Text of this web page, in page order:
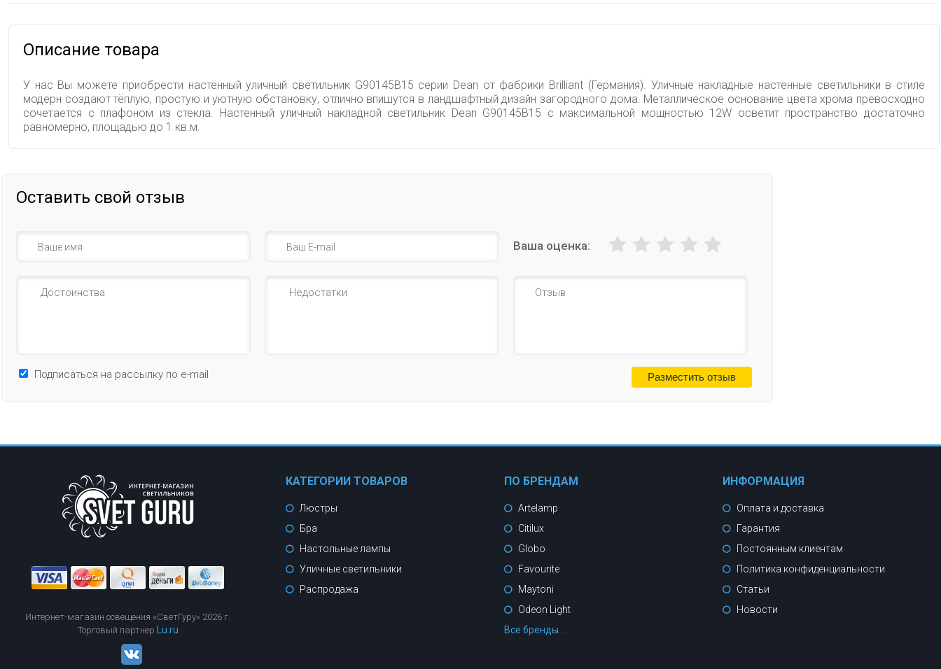
Описание товара
У нас Вы можете приобрести настенный уличный светильник G90145B15 серии Dean от фабрики Brilliant (Германия). Уличные накладные настенные светильники в стиле
модерн создают тёплую, простую и уютную обстановку, отлично впишутся в ландшафтный дизайн загородного дома. Металлическое основание цвета хрома превосходно
сочетается с плафоном из стекла. Настенный уличный накладной светильник Dean G90145B15 с максимальной мощностью 12W осветит пространство достаточно
равномерно, площадью до 1 кв.м.
Оставить свой отзыв
Ваша оценка:
Подписаться на рассылку по e-mail
Интернет-магазин освещения «СветГуру» 2026 г.
Торговый партнер
Lu.ru
КАТЕГОРИИ ТОВАРОВ
Люстры
Бра
Настольные лампы
Уличные светильники
Распродажа
ПО БРЕНДАМ
Artelamp
Citilux
Globo
Favourite
Maytoni
Odeon Light
Все бренды...
ИНФОРМАЦИЯ
Оплата и доставка
Гарантия
Постоянным клиентам
Политика конфиденциальности
Статьи
Новости